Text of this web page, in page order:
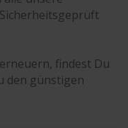
findest Du
den günstigen